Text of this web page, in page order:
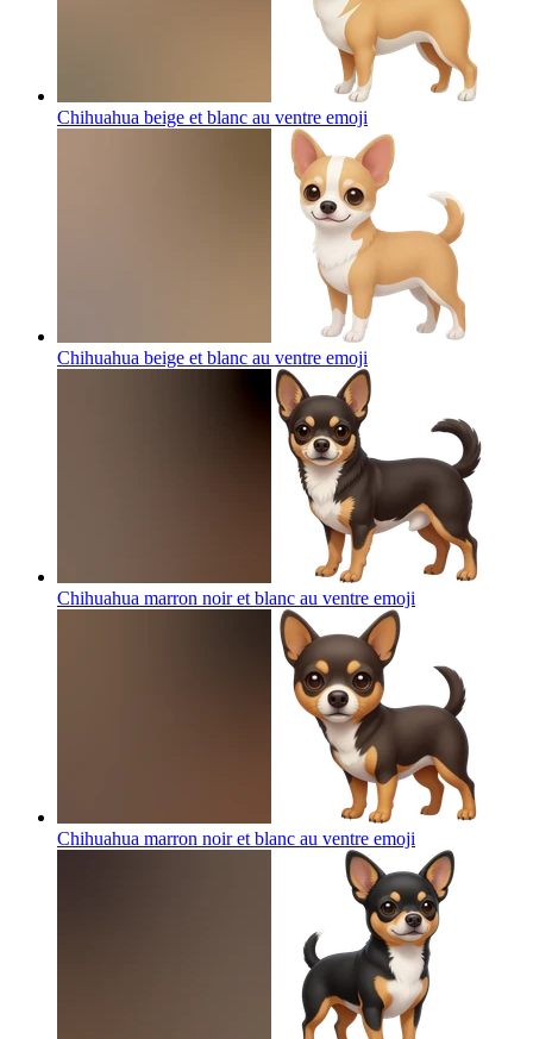
Chihuahua beige et blanc au ventre emoji
Chihuahua beige et blanc au ventre emoji
Chihuahua marron noir et blanc au ventre emoji
Chihuahua marron noir et blanc au ventre emoji